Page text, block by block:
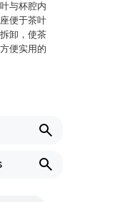
与杯腔内
便于茶叶
卸，使茶
便实用的